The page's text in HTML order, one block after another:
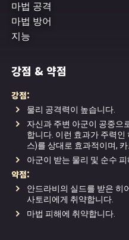
“그렇지이이!” 라그니가
습니다. 불 원소의 선택을
기쁨의 불꽃이 일렁였습
들어 이 경박한 행동을 나
소의 선택을 받은 시운구
렀습니다. 표정에서 주
러넘쳤죠.
하지만 대지 원소의 선택
는 이 감동의 순간을 함
어난 대장장이이자 목수
에 해박했으며, 바위 같은
마법 공격
마법 방어
지능
강점 & 약점
강점:
물리 공격력이 높습니다.
자신과 주변 아군이 공중으
합니다. 이런 효과가 주력인
스)를 상대로 효과적이며,
아군이 받는 물리 및 순수
약점:
안드라비의 실드를 받은 히
사토리에게 취약합니다.
마법 피해에 취약합니다.